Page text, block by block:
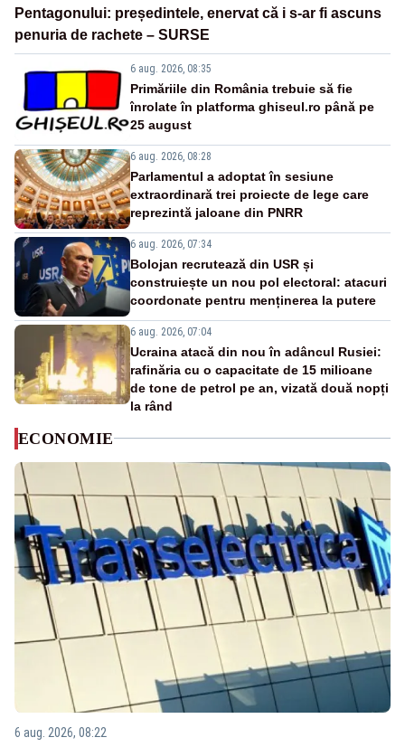
Pentagonului: președintele, enervat că i s-ar fi ascuns
penuria de rachete – SURSE
6 aug. 2026, 08:35
Primăriile din România trebuie să fie
înrolate în platforma ghiseul.ro până pe
25 august
6 aug. 2026, 08:28
Parlamentul a adoptat în sesiune
extraordinară trei proiecte de lege care
reprezintă jaloane din PNRR
6 aug. 2026, 07:34
Bolojan recrutează din USR și
construiește un nou pol electoral: atacuri
coordonate pentru menținerea la putere
6 aug. 2026, 07:04
Ucraina atacă din nou în adâncul Rusiei:
rafinăria cu o capacitate de 15 milioane
de tone de petrol pe an, vizată două nopți
la rând
ECONOMIE
6 aug. 2026, 08:22